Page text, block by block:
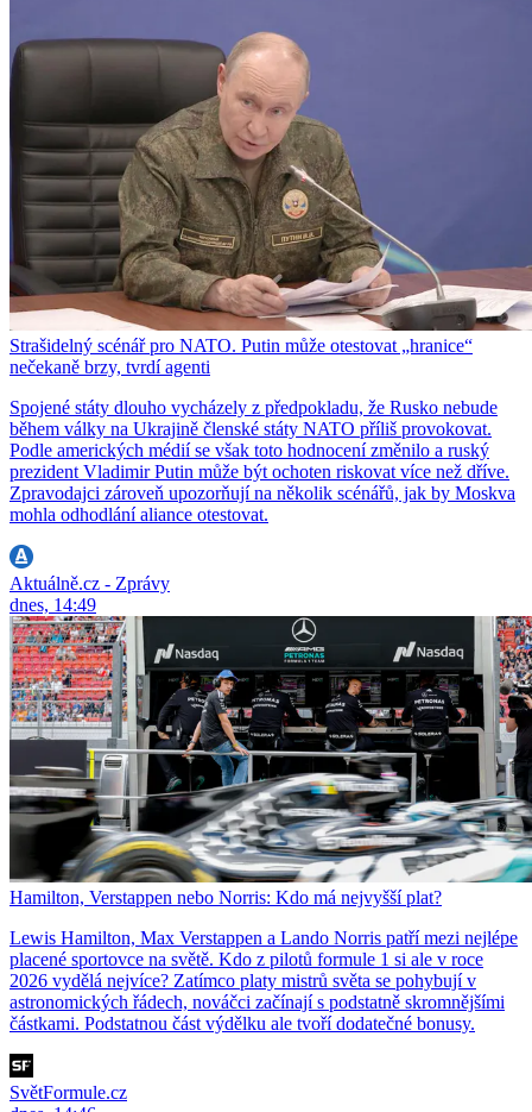
Strašidelný scénář pro NATO. Putin může otestovat „hranice“
nečekaně brzy, tvrdí agenti
Spojené státy dlouho vycházely z předpokladu, že Rusko nebude
během války na Ukrajině členské státy NATO příliš provokovat.
Podle amerických médií se však toto hodnocení změnilo a ruský
prezident Vladimir Putin může být ochoten riskovat více než dříve.
Zpravodajci zároveň upozorňují na několik scénářů, jak by Moskva
mohla odhodlání aliance otestovat.
Aktuálně.cz - Zprávy
dnes, 14:49
Hamilton, Verstappen nebo Norris: Kdo má nejvyšší plat?
Lewis Hamilton, Max Verstappen a Lando Norris patří mezi nejlépe
placené sportovce na světě. Kdo z pilotů formule 1 si ale v roce
2026 vydělá nejvíce? Zatímco platy mistrů světa se pohybují v
astronomických řádech, nováčci začínají s podstatně skromnějšími
částkami. Podstatnou část výdělku ale tvoří dodatečné bonusy.
SvětFormule.cz